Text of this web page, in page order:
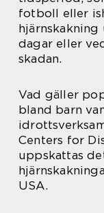
fotboll eller
dagar eller
skadan.
Vad gäller
bland barn
Centers for
uppskattas
USA.